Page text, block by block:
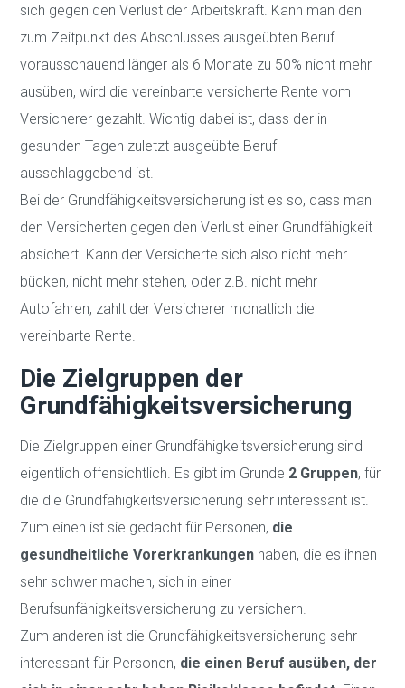
sich gegen den Verlust der Arbeitskraft. Kann man den
zum Zeitpunkt des Abschlusses ausgeübten Beruf
vorausschauend länger als 6 Monate zu 50% nicht mehr
ausüben, wird die vereinbarte versicherte Rente vom
Versicherer gezahlt. Wichtig dabei ist, dass der in
gesunden Tagen zuletzt ausgeübte Beruf
ausschlaggebend ist.
Bei der Grundfähigkeitsversicherung ist es so, dass man
den Versicherten gegen den Verlust einer Grundfähigkeit
absichert. Kann der Versicherte sich also nicht mehr
bücken, nicht mehr stehen, oder z.B. nicht mehr
Autofahren, zahlt der Versicherer monatlich die
vereinbarte Rente.
Die Zielgruppen der
Grundfähigkeitsversicherung
Die Zielgruppen einer Grundfähigkeitsversicherung sind
eigentlich offensichtlich. Es gibt im Grunde 2 Gruppen, für
die die Grundfähigkeitsversicherung sehr interessant ist.
Zum einen ist sie gedacht für Personen, die
gesundheitliche Vorerkrankungen haben, die es ihnen
sehr schwer machen, sich in einer
Berufsunfähigkeitsversicherung zu versichern.
Zum anderen ist die Grundfähigkeitsversicherung sehr
interessant für Personen, die einen Beruf ausüben, der